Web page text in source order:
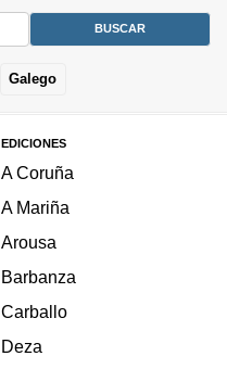
Galego
EDICIONES
A Coruña
A Mariña
Arousa
Barbanza
Carballo
Deza